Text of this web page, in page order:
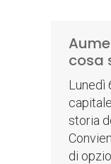
cosa
Lunedì
storia
di